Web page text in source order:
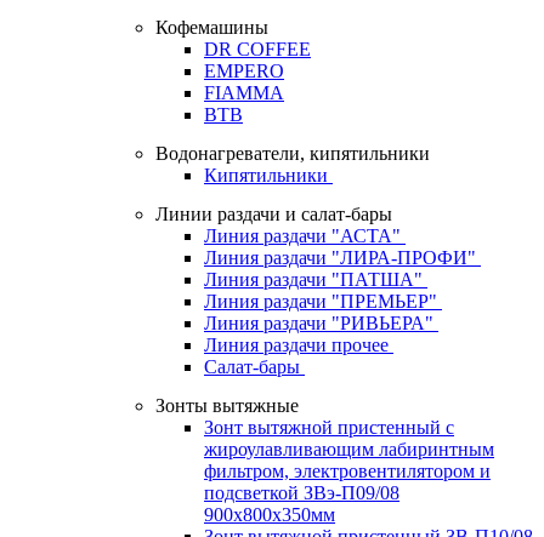
Кофемашины
DR COFFEE
EMPERO
FIAMMA
BTB
Водонагреватели, кипятильники
Кипятильники
Линии раздачи и салат-бары
Линия раздачи "АСТА"
Линия раздачи "ЛИРА-ПРОФИ"
Линия раздачи "ПАТША"
Линия раздачи "ПРЕМЬЕР"
Линия раздачи "РИВЬЕРА"
Линия раздачи прочее
Салат-бары
Зонты вытяжные
Зонт вытяжной пристенный с
жироулавливающим лабиринтным
фильтром, электровентилятором и
подсветкой ЗВэ-П09/08
900х800х350мм